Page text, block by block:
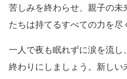
苦しみを終わらせ、親子の未
たちは持てるすべての力を尽
一人で夜も眠れずに涙を流し
終わりにしましょう。新しい